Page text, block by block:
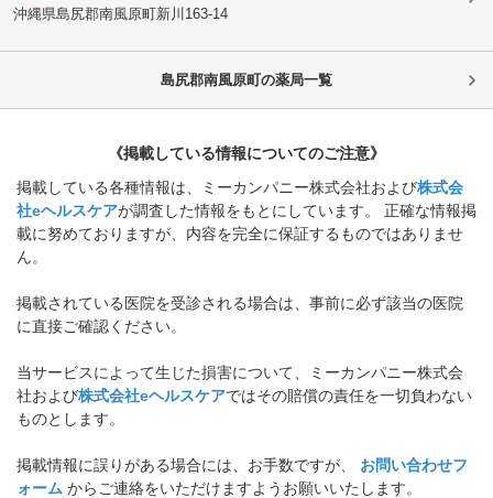
沖縄県島尻郡南風原町新川163-14
島尻郡南風原町の薬局一覧
《掲載している情報についてのご注意》
掲載している各種情報は、ミーカンパニー株式会社および株式会
社eヘルスケアが調査した情報をもとにしています。 正確な情報掲
載に努めておりますが、内容を完全に保証するものではありませ
ん。
掲載されている医院を受診される場合は、事前に必ず該当の医院
に直接ご確認ください。
当サービスによって生じた損害について、ミーカンパニー株式会
社および株式会社eヘルスケアではその賠償の責任を一切負わない
ものとします。
掲載情報に誤りがある場合には、お手数ですが、
お問い合わせフ
ォーム からご連絡をいただけますようお願いいたします。